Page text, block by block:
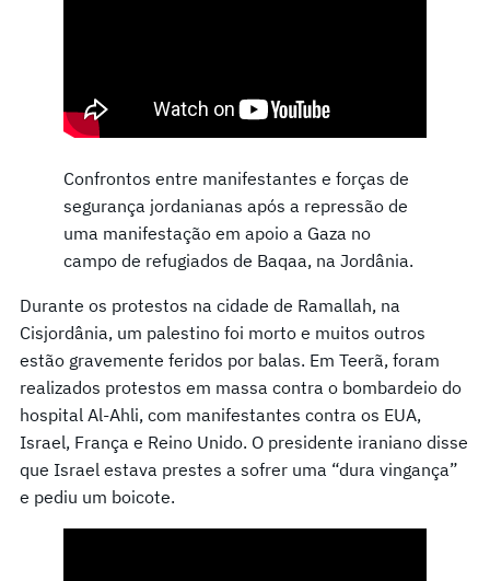
Confrontos entre manifestantes e forças de
segurança jordanianas após a repressão de
uma manifestação em apoio a Gaza no
campo de refugiados de Baqaa, na Jordânia.
Durante os protestos na cidade de Ramallah, na
Cisjordânia, um palestino foi morto e muitos outros
estão gravemente feridos por balas. Em Teerã, foram
realizados protestos em massa contra o bombardeio do
hospital Al-Ahli, com manifestantes contra os EUA,
Israel, França e Reino Unido. O presidente iraniano disse
que Israel estava prestes a sofrer uma “dura vingança”
e pediu um boicote.